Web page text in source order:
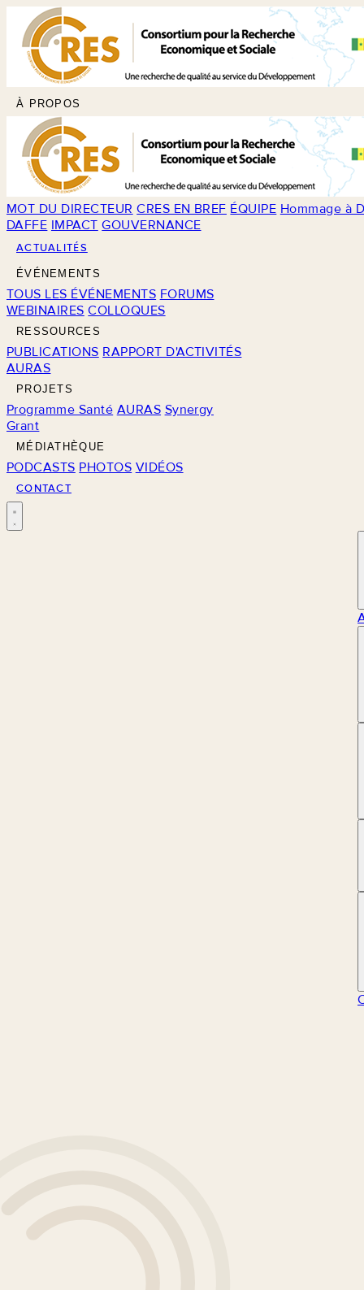
À PROPOS
MOT DU DIRECTEUR CRES EN BREF ÉQUIPE Hommage à
DAFFE IMPACT GOUVERNANCE
ACTUALITÉS
ÉVÉNEMENTS
TOUS LES ÉVÉNEMENTS FORUMS
WEBINAIRES COLLOQUES
RESSOURCES
PUBLICATIONS RAPPORT D'ACTIVITÉS
AURAS
PROJETS
Programme Santé AURAS Synergy
Grant
MÉDIATHÈQUE
PODCASTS PHOTOS VIDÉOS
CONTACT